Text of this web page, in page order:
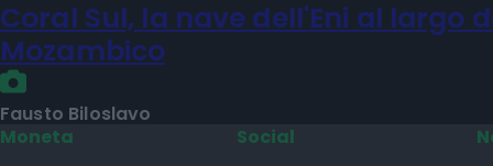
IMPRESA E MANAGEMENT
Coral Sul, la nave dell'Eni al largo
Mozambico